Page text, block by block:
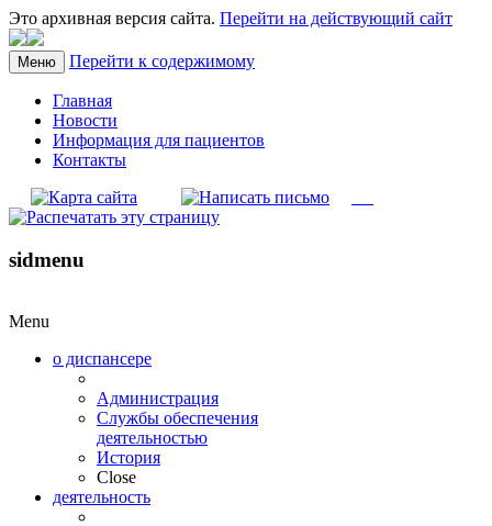
Это архивная версия сайта. Перейти на действующий сайт
Меню Перейти к содержимому
Главная
Новости
Информация для пациентов
Контакты
sidmenu
Menu
о диспансере
Администрация
Службы обеспечения
деятельностью
История
Close
деятельность